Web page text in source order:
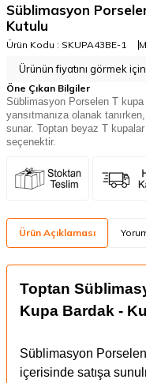
Süblimasyon
Kutulu
Ürün Kodu : SKUPA43BE-1
Ürünün fiyatını görmek için
Öne Çıkan Bilgiler
Süblimasyon Porselen T
yansıtmanıza olanak
sunar. Toptan beyaz T
seçenektir.
Ürün Açıklaması
Toptan
Kupa Bardak -
Süblimasyon
içerisinde satışa